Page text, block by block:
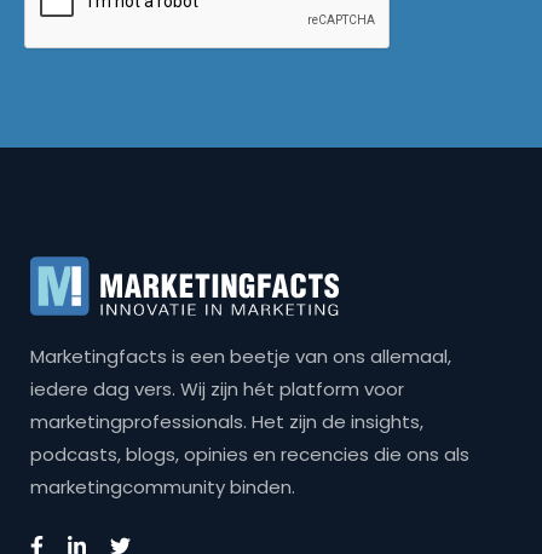
Marketingfacts is een beetje van ons allemaal,
iedere dag vers. Wij zijn hét platform voor
marketingprofessionals. Het zijn de insights,
podcasts, blogs, opinies en recencies die ons als
marketingcommunity binden.